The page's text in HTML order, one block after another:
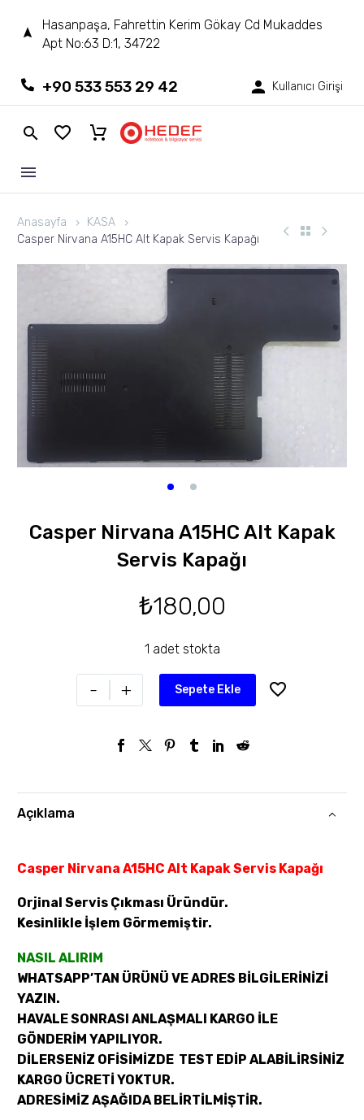
Hasanpaşa, Fahrettin Kerim Gökay Cd Mukaddes
Apt No:63 D:1, 34722
+90 533 553 29 42 Kullanıcı Girişi
Anasayfa
KASA
Casper Nirvana A15HC Alt Kapak Servis Kapağı
Casper Nirvana A15HC Alt Kapak
Servis Kapağı
₺180,00
1 adet stokta
- + Sepete Ekle
Açıklama
Casper Nirvana A15HC Alt Kapak Servis Kapağı
Orjinal Servis Çıkması Üründür.
Kesinlikle İşlem Görmemiştir.
NASIL ALIRIM
WHATSAPP’TAN ÜRÜNÜ VE ADRES BİLGİLERİNİZİ
YAZIN.
HAVALE SONRASI ANLAŞMALI KARGO İLE
GÖNDERİM YAPILIYOR.
DİLERSENİZ OFİSİMİZDE TEST EDİP ALABİLİRSİNİZ
KARGO ÜCRETİ YOKTUR.
ADRESİMİZ AŞAĞIDA BELİRTİLMİŞTİR.